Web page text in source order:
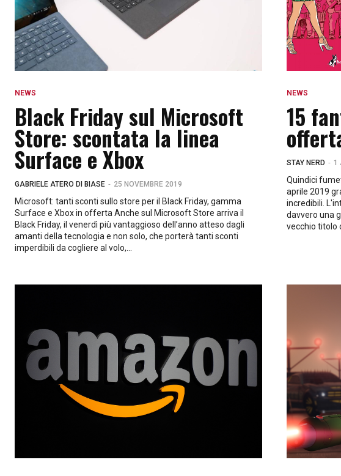
NEWS
Black Friday sul Microsoft
Store: scontata la linea
Surface e Xbox
GABRIELE ATERO DI BIASE - 25 NOVEMBRE 2019
Microsoft: tanti sconti sullo store per il Black Friday, gamma
Surface e Xbox in offerta Anche sul Microsoft Store arriva il
Black Friday, il venerdì più vantaggioso dell’anno atteso dagli
amanti della tecnologia e non solo, che porterà tanti sconti
imperdibili da cogliere al volo,...
NEWS
15
STAY NERD - 1
Quindici
aprile 2019
incredibili.
davvero una
vecchio titolo